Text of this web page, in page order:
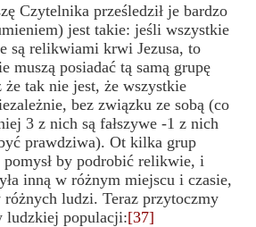
Czytelnika prześledził je bardzo
jest takie: jeśli wszystkie
są relikwiami krwi Jezusa, to
muszą posiadać tą samą grupę
że tak nie jest, że wszystkie
bez związku ze sobą (co
3 z nich są fałszywe -1 z nich
prawdziwa). Ot kilka grup
pomysł by podrobić relikwie, i
inną w różnym miejscu i czasie,
ludzi. Teraz przytoczmy
ludzkiej populacji:[37]